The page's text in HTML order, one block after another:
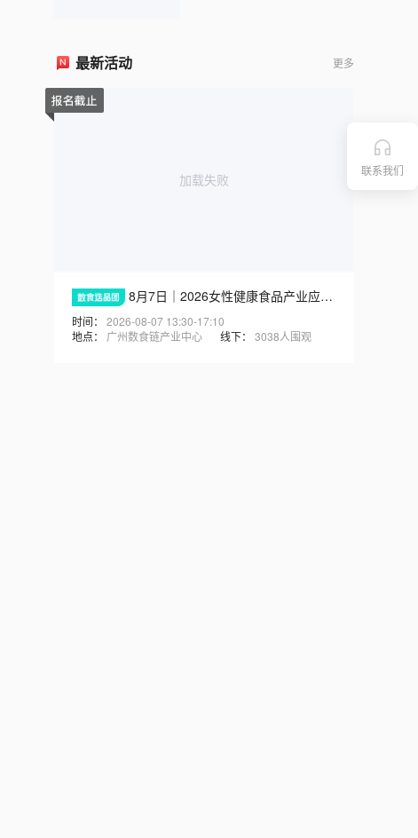
最新活动 更多
加载失败
8月7日｜2026女性健康食品产业应用创新论坛，广州现场见
时间：
2026-08-07 13:30-17:10
地点：
广州数食链产业中心 线下： 3038人围观
联系我们